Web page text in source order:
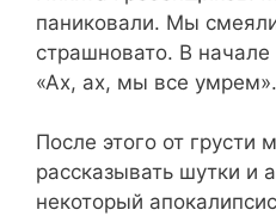
паниковали. Мы
страшновато. В
«Ах, ах, мы все умрем».
После этого от грусти
рассказывать шутки и
некоторый